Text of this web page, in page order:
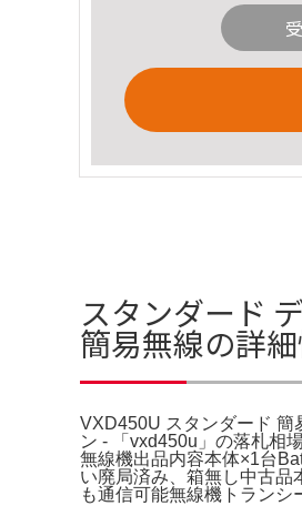
スタンダード
簡易無線の詳
VXD450U スタンダード 簡
ン - 「vxd450u」の落札相
無線機出品内容本体×1台
い廃局済み、箱無し中古品
も通信可能無線機トラン